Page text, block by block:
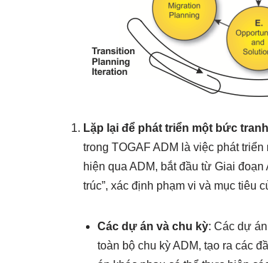
Lặp lại để phát triển một bức
trong TOGAF ADM là việc phát
hiện qua ADM, bắt đầu từ Giai
trúc”, xác định phạm vi và mục tiêu
Các dự án và chu kỳ: Các dự
toàn bộ chu kỳ ADM, tạo ra các